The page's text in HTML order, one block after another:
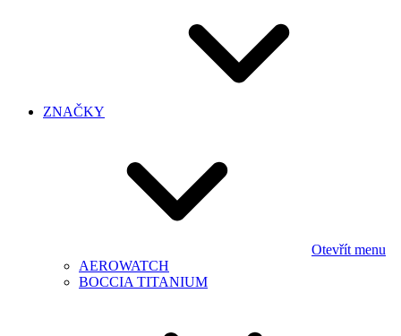
ZNAČKY
Otevřít menu
AEROWATCH
BOCCIA TITANIUM